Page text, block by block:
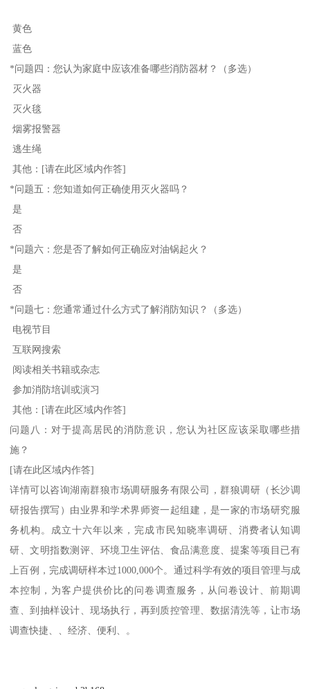
黄色
蓝色
*问题四：您认为家庭中应该准备哪些消防器材？（多选）
灭火器
灭火毯
烟雾报警器
逃生绳
其他：[请在此区域内作答]
*问题五：您知道如何正确使用灭火器吗？
是
否
*问题六：您是否了解如何正确应对油锅起火？
是
否
*问题七：您通常通过什么方式了解消防知识？（多选）
电视节目
互联网搜索
阅读相关书籍或杂志
参加消防培训或演习
其他：[请在此区域内作答]
问题八：对于提高居民的消防意识，您认为社区应该采取哪些措
施？
[请在此区域内作答]
详情可以咨询湖南群狼市场调研服务有限公司，群狼调研（长沙调
研报告撰写）由业界和学术界师资一起组建，是一家的市场研究服
务机构。成立十六年以来，完成市民知晓率调研、消费者认知调
研、文明指数测评、环境卫生评估、食品满意度、提案等项目已有
上百例，完成调研样本过1000,000个。通过科学有效的项目管理与成
本控制，为客户提供价比的问卷调查服务，从问卷设计、前期调
查、到抽样设计、现场执行，再到质控管理、数据清洗等，让市场
调查快捷、、经济、便利、。